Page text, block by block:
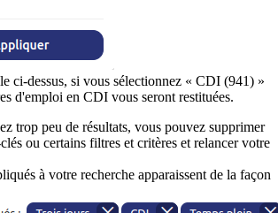
ci-dessus, si vous sélectionnez « CDI (941) »
d'emploi en CDI vous seront restituées.
trop peu de résultats, vous pouvez supprimer
ou certains filtres et critères et relancer votre
à votre recherche apparaissent de la façon